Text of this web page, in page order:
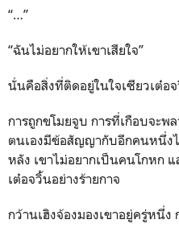
“…”
“ฉันไม่อยากให้เขาเสียใจ”
นั่นคือสิ่งที่ติดอยู่ในใจเซียวเต๋อ
การถูกขโมยจูบ การที่เกือบจะ
ตนเองมีข้อสัญญากับอีกคนหนึ่ง
หลัง เขาไม่อยากเป็นคนโกหก
เต๋อจวิ้นอย่างร้ายกาจ
กว้านเฮิงจ้องมองเขาอยู่ครู่หนึ่ง